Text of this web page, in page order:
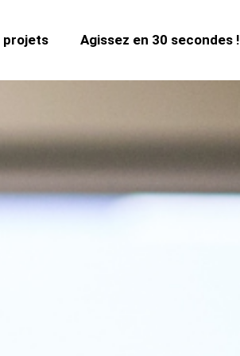
projets Agissez en 30 secondes !